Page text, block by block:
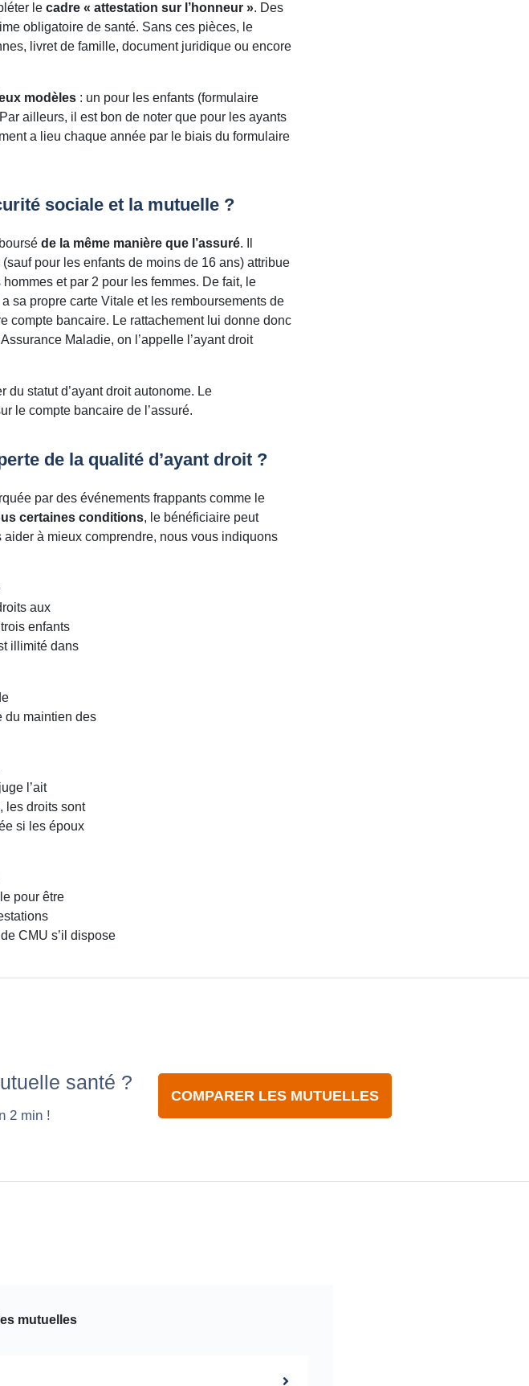
le cadre « attestation sur l’honneur ». Des
obligatoire de santé. Sans ces pièces, le
livret de famille, document juridique ou encore
modèles: un pour les enfants (formulaire
ailleurs, il est bon de noter que pour les ayants
a lieu chaque année par le biais du formulaire
sociale et la mutuelle ?
de la même manière que l’assuré. Il
pour les enfants de moins de 16 ans) attribue
et par 2 pour les femmes. De fait, le
a sa propre carte Vitale et les remboursements de
compte bancaire. Le rattachement lui donne donc
Maladie, on l’appelle l’ayant droit
du statut d’ayant droit autonome. Le
le compte bancaire de l’assuré.
de la qualité d’ayant droit ?
par des événements frappants comme le
certaines conditions, le bénéficiaire peut
à mieux comprendre, nous vous indiquons
aux
enfants
illimité dans
du maintien des
l’ait
les droits sont
si les époux
pour être
CMU s’il dispose
santé ?
2 min !
COMPARER LES MUTUELLES
mutuelles